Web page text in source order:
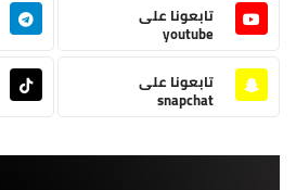
تابعونا على
youtube
تابعونا على
snapchat